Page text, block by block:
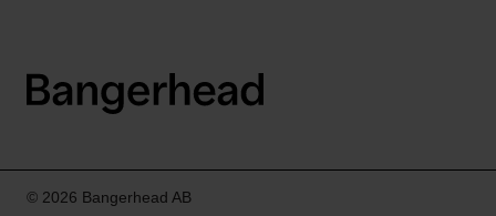
LinkedIn
© 2026 Bangerhead AB